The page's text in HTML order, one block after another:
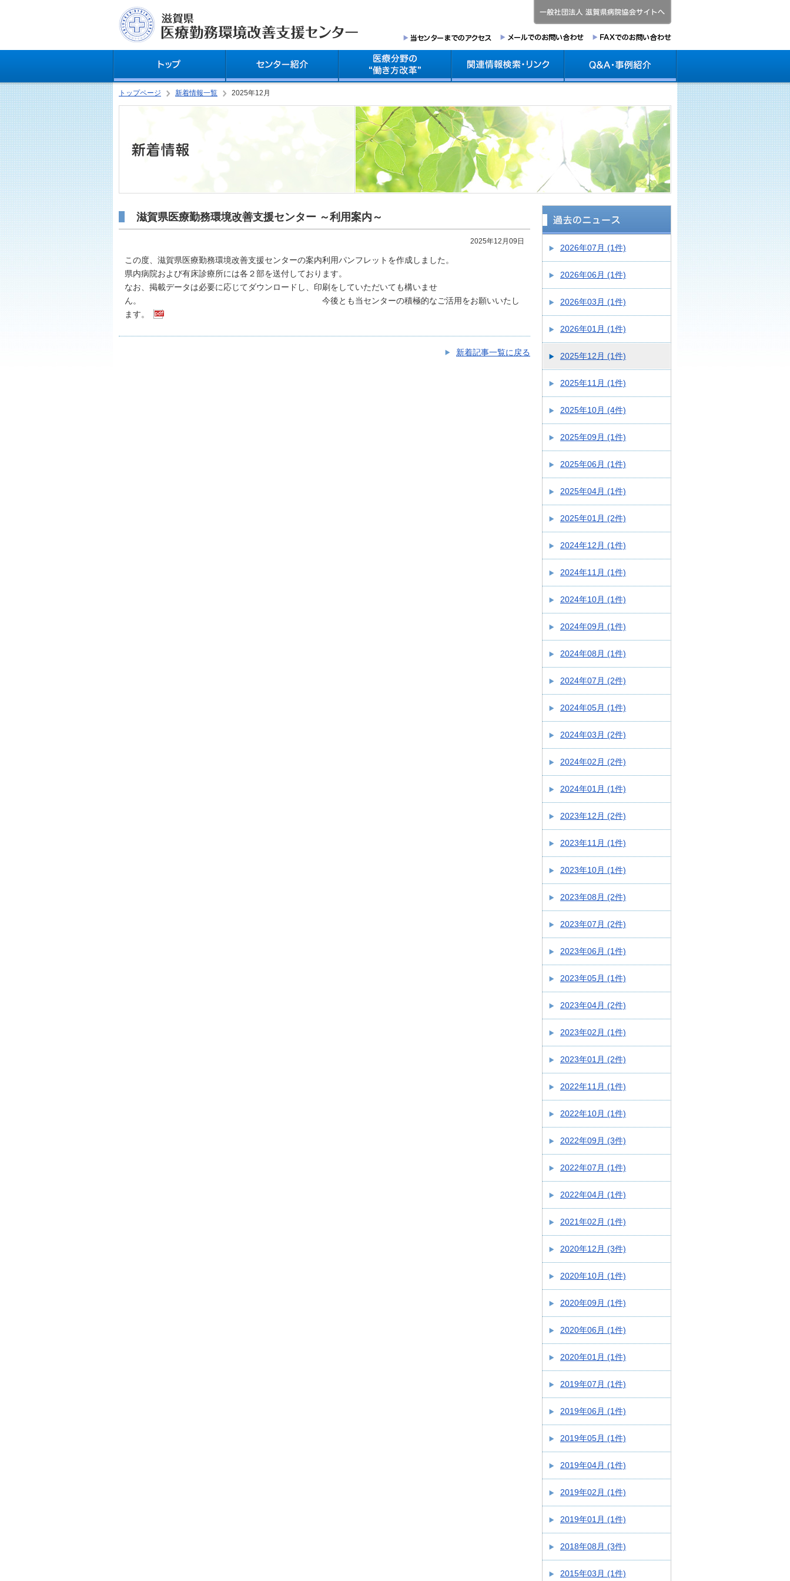
トップページ 新着情報一覧 2025年12月
滋賀県医療勤務環境改善支援センター ～利用案内～
2025年12月09日
この度、滋賀県医療勤務環境改善支援センターの案内利用パンフレットを作成しました。
県内病院および有床診療所には各２部を送付しております。
なお、掲載データは必要に応じてダウンロードし、印刷をしていただいても構いませ
ん。 今後とも当センターの積極的なご活用をお願いいたし
ます。
新着記事一覧に戻る
2026年07月 (1件)
2026年06月 (1件)
2026年03月 (1件)
2026年01月 (1件)
2025年12月 (1件)
2025年11月 (1件)
2025年10月 (4件)
2025年09月 (1件)
2025年06月 (1件)
2025年04月 (1件)
2025年01月 (2件)
2024年12月 (1件)
2024年11月 (1件)
2024年10月 (1件)
2024年09月 (1件)
2024年08月 (1件)
2024年07月 (2件)
2024年05月 (1件)
2024年03月 (2件)
2024年02月 (2件)
2024年01月 (1件)
2023年12月 (2件)
2023年11月 (1件)
2023年10月 (1件)
2023年08月 (2件)
2023年07月 (2件)
2023年06月 (1件)
2023年05月 (1件)
2023年04月 (2件)
2023年02月 (1件)
2023年01月 (2件)
2022年11月 (1件)
2022年10月 (1件)
2022年09月 (3件)
2022年07月 (1件)
2022年04月 (1件)
2021年02月 (1件)
2020年12月 (3件)
2020年10月 (1件)
2020年09月 (1件)
2020年06月 (1件)
2020年01月 (1件)
2019年07月 (1件)
2019年06月 (1件)
2019年05月 (1件)
2019年04月 (1件)
2019年02月 (1件)
2019年01月 (1件)
2018年08月 (3件)
2015年03月 (1件)